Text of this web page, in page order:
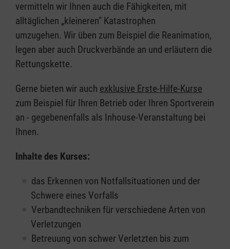
vermitteln wir Ihnen auch die Fähigkeiten, mit
alltäglichen „kleineren” Katastrophen
umzugehen. Wir üben zum Beispiel die Reanimation,
legen aber auch Druckverbände an und erläutern die
Rettungskette.
Gerne bieten wir auch exklusive Erste-Hilfe-Kurse
zum Beispiel für Ihren Betrieb oder Ihren Sportverein
an - gegebenenfalls als Inhouse-Veranstaltung bei
Ihnen.
Inhalte des Kurses:
das Erkennen von Notfallsituationen und der
Schwere eines Vorfalls
Verbandtechniken für verschiedene Arten von
Verletzungen
Betreuung von schwer Verletzten bis zum